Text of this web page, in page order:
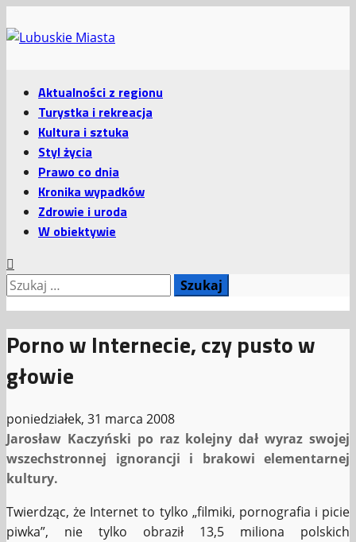
do
Menu
główne
Aktualności z regionu
Turystka i rekreacja
Kultura i sztuka
Styl życia
Prawo co dnia
Kronika wypadków
Zdrowie i uroda
W obiektywie
Szukaj:
Porno w Internecie, czy pusto w
głowie
poniedziałek, 31 marca 2008
Jarosław Kaczyński po raz kolejny dał wyraz swojej
wszechstronnej ignorancji i brakowi elementarnej
kultury.
Twierdząc, że Internet to tylko „filmiki, pornografia i picie
piwka”, nie tylko obraził 13,5 miliona polskich